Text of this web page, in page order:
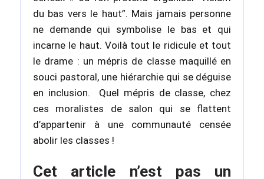
du bas vers le haut”. Mais jamais personne
ne demande qui symbolise le bas et qui
incarne le haut. Voilà tout le ridicule et tout
le drame : un mépris de classe maquillé en
souci pastoral, une hiérarchie qui se déguise
en inclusion. Quel mépris de classe, chez
ces moralistes de salon qui se flattent
d’appartenir à une communauté censée
abolir les classes !
Cet article n’est pas un